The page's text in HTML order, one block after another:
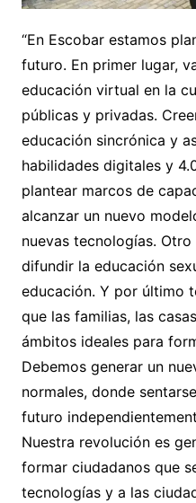
“En Escobar estamos
futuro. En primer lugar,
educación virtual en la
públicas y privadas.
educación sincrónica y
habilidades digitales y
plantear marcos de
alcanzar un nuevo
nuevas tecnologías.
difundir la educación
educación. Y por último
que las familias, las
ámbitos ideales para
Debemos generar un
normales, donde
futuro
Nuestra revolución es
formar ciudadanos que
tecnologías y a las